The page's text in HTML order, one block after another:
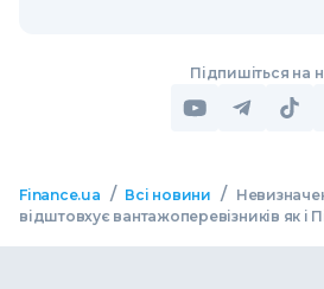
Підпишіться на
Finance.ua / Всі новини /
відштовхує вантажоперевізників як і